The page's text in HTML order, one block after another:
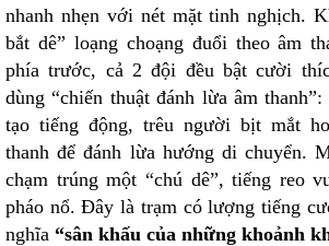
nhanh nhẹn với nét mặt tinh nghịch.
bắt dê” loạng choạng đuổi theo âm
phía trước, cả 2 đội đều bật cười
dùng “chiến thuật đánh lừa âm
tạo tiếng động, trêu người bịt mắt
thanh để đánh lừa hướng di chuyển.
chạm trúng một “chú dê”, tiếng reo
pháo nổ. Đây là trạm có lượng tiếng
nghĩa “sân khấu của những khoảnh